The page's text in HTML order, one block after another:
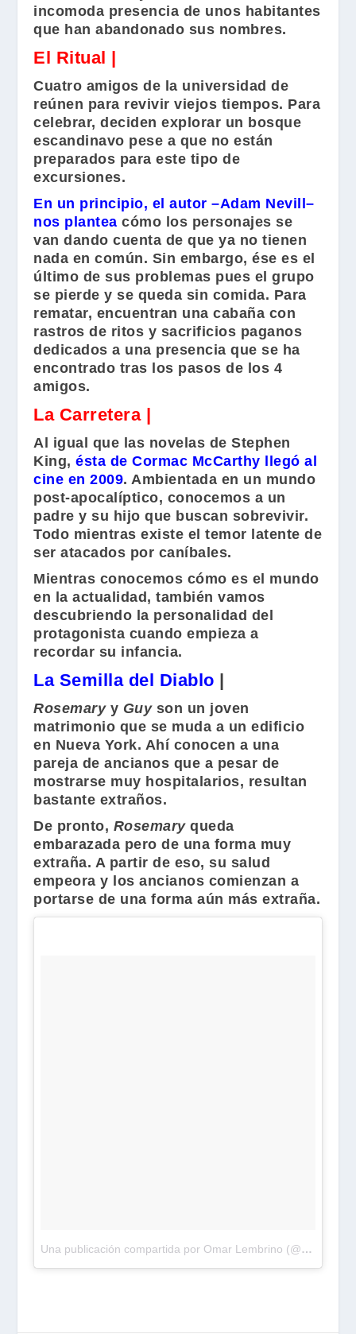
incomoda presencia de unos habitantes
que han abandonado sus nombres.
El Ritual |
Cuatro amigos de la universidad de
reúnen para revivir viejos tiempos. Para
celebrar, deciden explorar un bosque
escandinavo pese a que no están
preparados para este tipo de
excursiones.
En un principio, el autor –Adam Nevill–
nos plantea cómo los personajes se
van dando cuenta de que ya no tienen
nada en común. Sin embargo, ése es el
último de sus problemas pues el grupo
se pierde y se queda sin comida. Para
rematar, encuentran una cabaña con
rastros de ritos y sacrificios paganos
dedicados a una presencia que se ha
encontrado tras los pasos de los 4
amigos.
La Carretera |
Al igual que las novelas deStephen
King,ésta deCormac McCarthy llegó al
cine en 2009. Ambientada en un mundo
post-apocalíptico, conocemos a un
padre y su hijo que buscan sobrevivir.
Todo mientras existe el temor latente de
ser atacados por caníbales.
Mientras conocemos cómo es el mundo
en la actualidad, también vamos
descubriendo la personalidad del
protagonista cuando empieza a
recordar su infancia.
La Semilla del Diablo |
Rosemaryy Guyson un joven
matrimonio que se muda a un edificio
en Nueva York. Ahí conocen a una
pareja de ancianos que a pesar de
mostrarse muy hospitalarios, resultan
bastante extraños.
De pronto, Rosemaryqueda
embarazada pero de una forma muy
extraña. A partir de eso, su salud
empeora y los ancianos comienzan a
portarse de una forma aún más extraña.
Una publicación compartida por Omar Lembrino (@rojodelterror)